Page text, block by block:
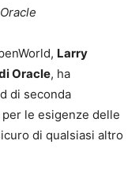
Larry
Oracle, ha
di seconda
le esigenze delle
di qualsiasi altro